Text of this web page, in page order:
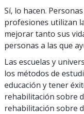
Sí, lo hacen.
profesiones utilizan
mejorar tanto sus
personas a las que
Las escuelas y
los métodos de
educación y tener
rehabilitación sobre
rehabilitación sobre